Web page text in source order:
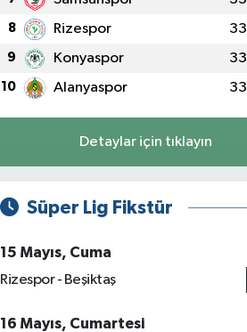
8 Rizespor 33
9 Konyaspor 33
10 Alanyaspor 33
Detaylar için tıklayın
Süper Lig Fikstür
15 Mayıs, Cuma
Rizespor - Beşiktaş
16 Mayıs, Cumartesi